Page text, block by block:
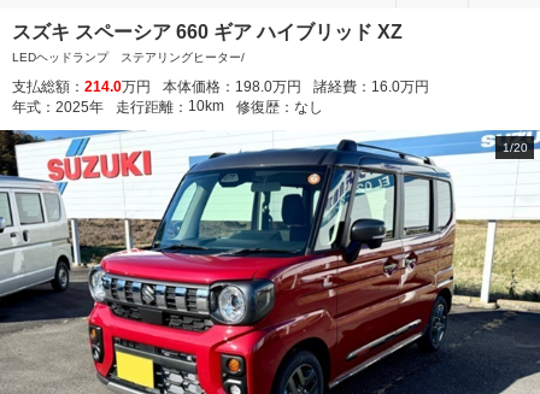
スズキ スペーシア 660 ギア ハイブリッド XZ
LEDヘッドランプ ステアリングヒーター/
支払総額： 214.0万円 本体価格： 198.0万円 諸経費： 16.0万円
年式： 2025年 走行距離： 10km 修復歴： なし
1/20